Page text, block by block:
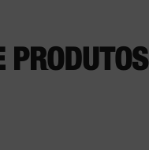
PRODUTOS